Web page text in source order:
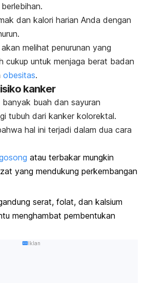
dan kalori harian Anda dengan
melihat penurunan yang
cukup untuk menjaga berat badan
obesitas.
kanker
buah dan sayuran
tubuh dari kanker kolorektal.
hal ini terjadi dalam dua cara
atau terbakar mungkin
yang mendukung perkembangan
serat, folat, dan kalsium
menghambat pembentukan
Iklan